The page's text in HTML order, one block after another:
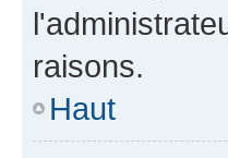
raisons.
Haut